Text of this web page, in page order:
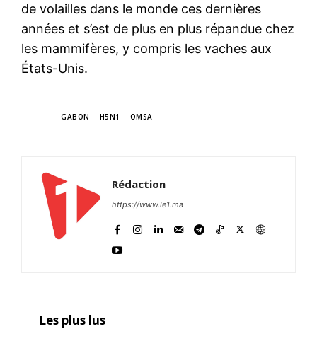
de volailles dans le monde ces dernières
années et s’est de plus en plus répandue chez
les mammifères, y compris les vaches aux
États-Unis.
GABON H5N1 OMSA
Rédaction
https://www.le1.ma
Les plus lus